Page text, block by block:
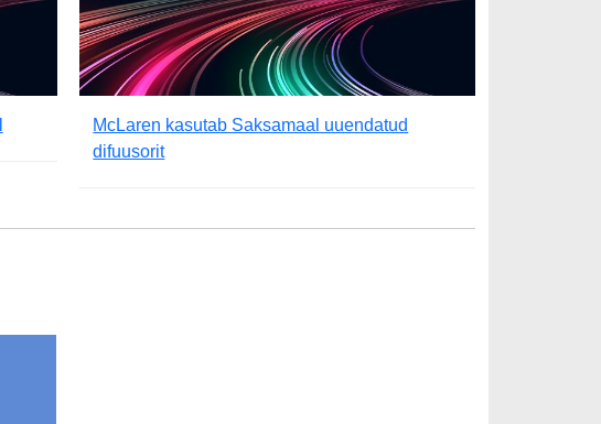
McLaren kasutab Saksamaal uuendatud
difuusorit